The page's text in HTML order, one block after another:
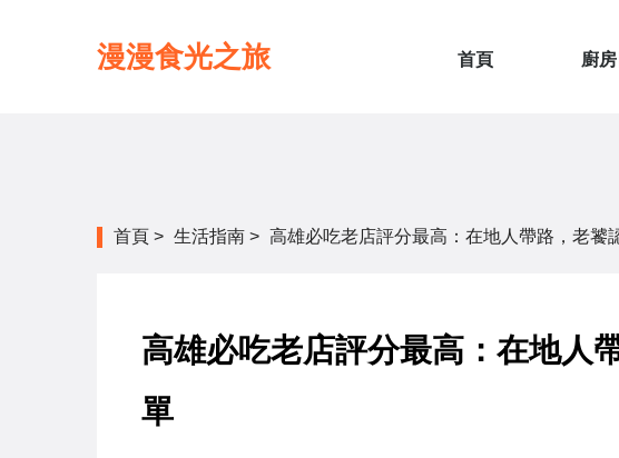
漫漫食光之旅 首頁 廚
首頁 > 生活指南 > 高雄必吃老店評分最高：在地人帶路，老饕
高雄必吃老店評分最高：在地人
單